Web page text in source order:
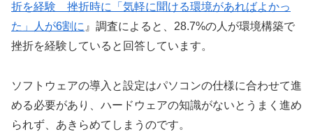
折を経験 挫折時に「気軽に聞ける環境があればよかっ
た」人が6割に 』調査によると、28.7%の人が環境構築で
挫折を経験していると回答しています。
ソフトウェアの導入と設定はパソコンの仕様に合わせて進
める必要があり、ハードウェアの知識がないとうまく進め
られず、あきらめてしまうのです。